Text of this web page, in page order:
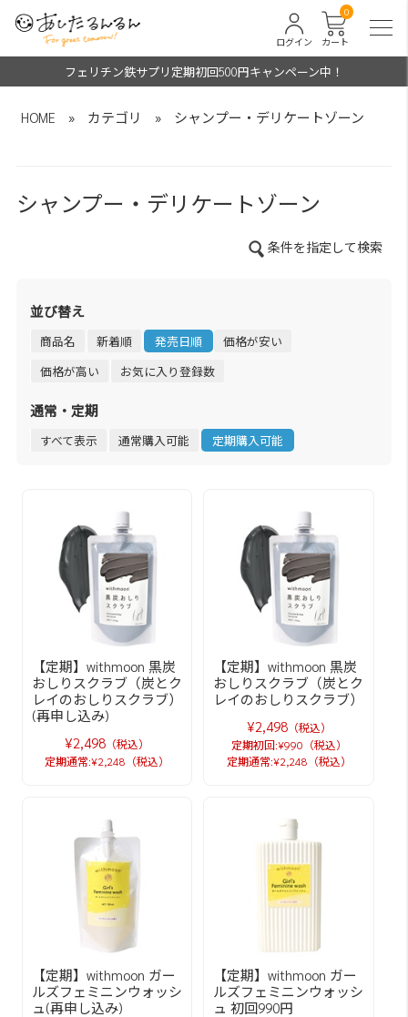
カート
0
ログイン
フェリチン鉄サプリ定期初回500円キャンペーン中！
HOME » カテゴリ » シャンプー・デリケートゾーン
シャンプー・デリケートゾーン
条件を指定して検索
並び替え
商品名 新着順 発売日順
価格が安い
価格が高い
お気に入り登録数
通常・定期
すべて表示 通常購入可能 定期購入可能
【定期】withmoon 黒炭
おしりスクラブ（炭とク
レイのおしりスクラブ）
(再申し込み)
¥2,498 （税込）
定期通常:¥2,248（税込）
【定期】withmoon 黒炭
おしりスクラブ（炭とク
レイのおしりスクラブ）
¥2,498（税込）
定期初回:¥990（税込）
定期通常:¥2,248（税込）
【定期】withmoon ガー
ルズフェミニンウォッシ
ュ(再申し込み)
【定期】withmoon ガー
ルズフェミニンウォッシ
ュ 初回990円